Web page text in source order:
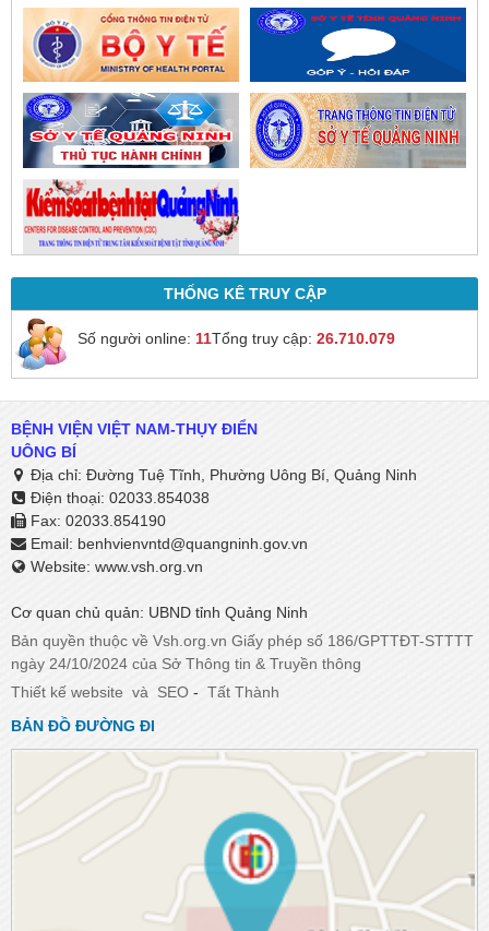
THỐNG KÊ TRUY CẬP
Số người online: 11Tổng truy cập: 26.710.079
BỆNH VIỆN VIỆT NAM-THỤY ĐIỂN
UÔNG BÍ
Địa chỉ: Đường Tuệ Tĩnh, Phường Uông Bí, Quảng Ninh
Điện thoại: 02033.854038
Fax: 02033.854190
Email: benhvienvntd@quangninh.gov.vn​​​​​​​
Website: www.vsh.org.vn
Cơ quan chủ quản: UBND tỉnh Quảng Ninh
Bản quyền thuộc về Vsh.org.vn Giấy phép số 186/GPTTĐT-STTTT
ngày 24/10/2024 của Sở Thông tin & Truyền thông
Thiết kế website và SEO - Tất Thành
BẢN ĐỒ ĐƯỜNG ĐI